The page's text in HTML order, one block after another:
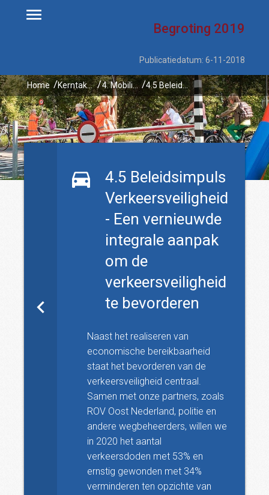
Begroting 2019
Publicatiedatum: 6-11-2018
Home Kerntaken 4. Mobiliteit 4.5 Beleidsimpuls Verkeersveiligheid - Een vernieuwde integrale aanpak om de verkeersveiligheid te bevorderen
4.5 Beleidsimpuls
Verkeersveiligheid
- Een vernieuwde
integrale aanpak
om de
verkeersveiligheid
te bevorderen
Naast het realiseren van
economische bereikbaarheid
staat het bevorderen van de
verkeersveiligheid centraal.
Samen met onze partners, zoals
ROV Oost Nederland, politie en
andere wegbeheerders, willen we
in 2020 het aantal
verkeersdoden met 53% en
ernstig gewonden met 34%
verminderen ten opzichte van